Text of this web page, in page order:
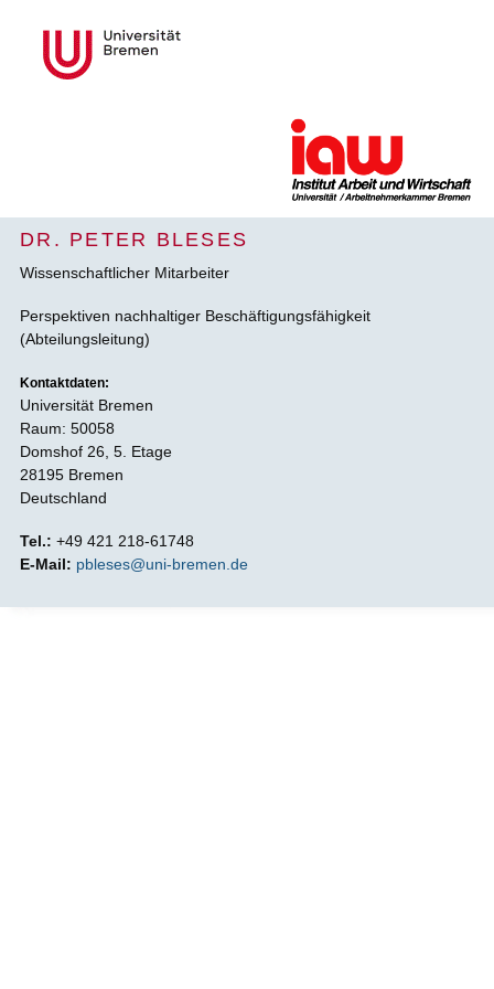
DR. PETER BLESES
Wissenschaftlicher Mitarbeiter
Perspektiven nachhaltiger Beschäftigungsfähigkeit
(Abteilungsleitung)
Kontaktdaten:
Universität Bremen
Raum: 50058
Domshof 26, 5. Etage
28195 Bremen
Deutschland
Tel.: +49 421 218-61748
E-Mail: pbleses@uni-bremen.de